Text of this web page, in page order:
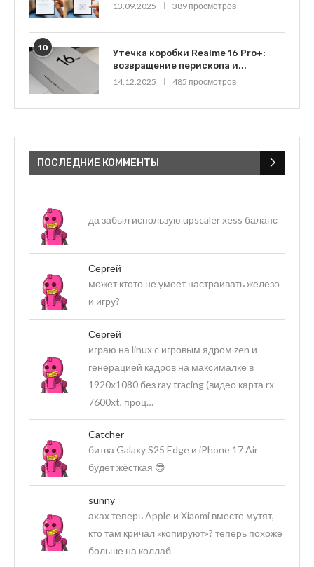
13.09.2025
389 просмотров
10
Утечка коробки Realme 16 Pro+:
возвращение перископа и...
14.12.2025
485 просмотров
ПОСЛЕДНИЕ КОММЕНТЫ
да забыл использую upscaler xess баланс
Сергей
может ктото не умеет настраивать железо
и игру?
Сергей
играю на linux c игровым ядром zen и
генерацией кадров на максималке в
1920х1080 без ray tracing (видео карта rx
7600xt, проц…
Catcher
битва Galaxy S25 Edge и iPhone 17 Air
будет жёсткая 😎
sunny
ахах теперь Apple и Xiaomi вместе мутят,
кто там кричал «копируют»? теперь похоже
больше на коллаб